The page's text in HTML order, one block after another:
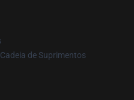
de Suprimentos